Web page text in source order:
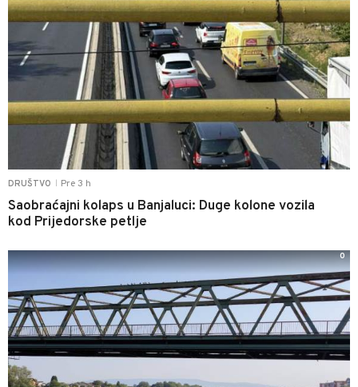
DRUŠTVO Pre 3 h
Saobraćajni kolaps u Banjaluci: Duge kolone vozila
kod Prijedorske petlje
0